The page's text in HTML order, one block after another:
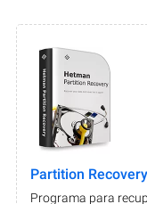
Partition
Programa para